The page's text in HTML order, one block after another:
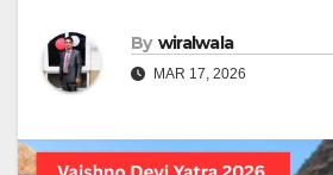
By wiralwala
MAR 17, 2026